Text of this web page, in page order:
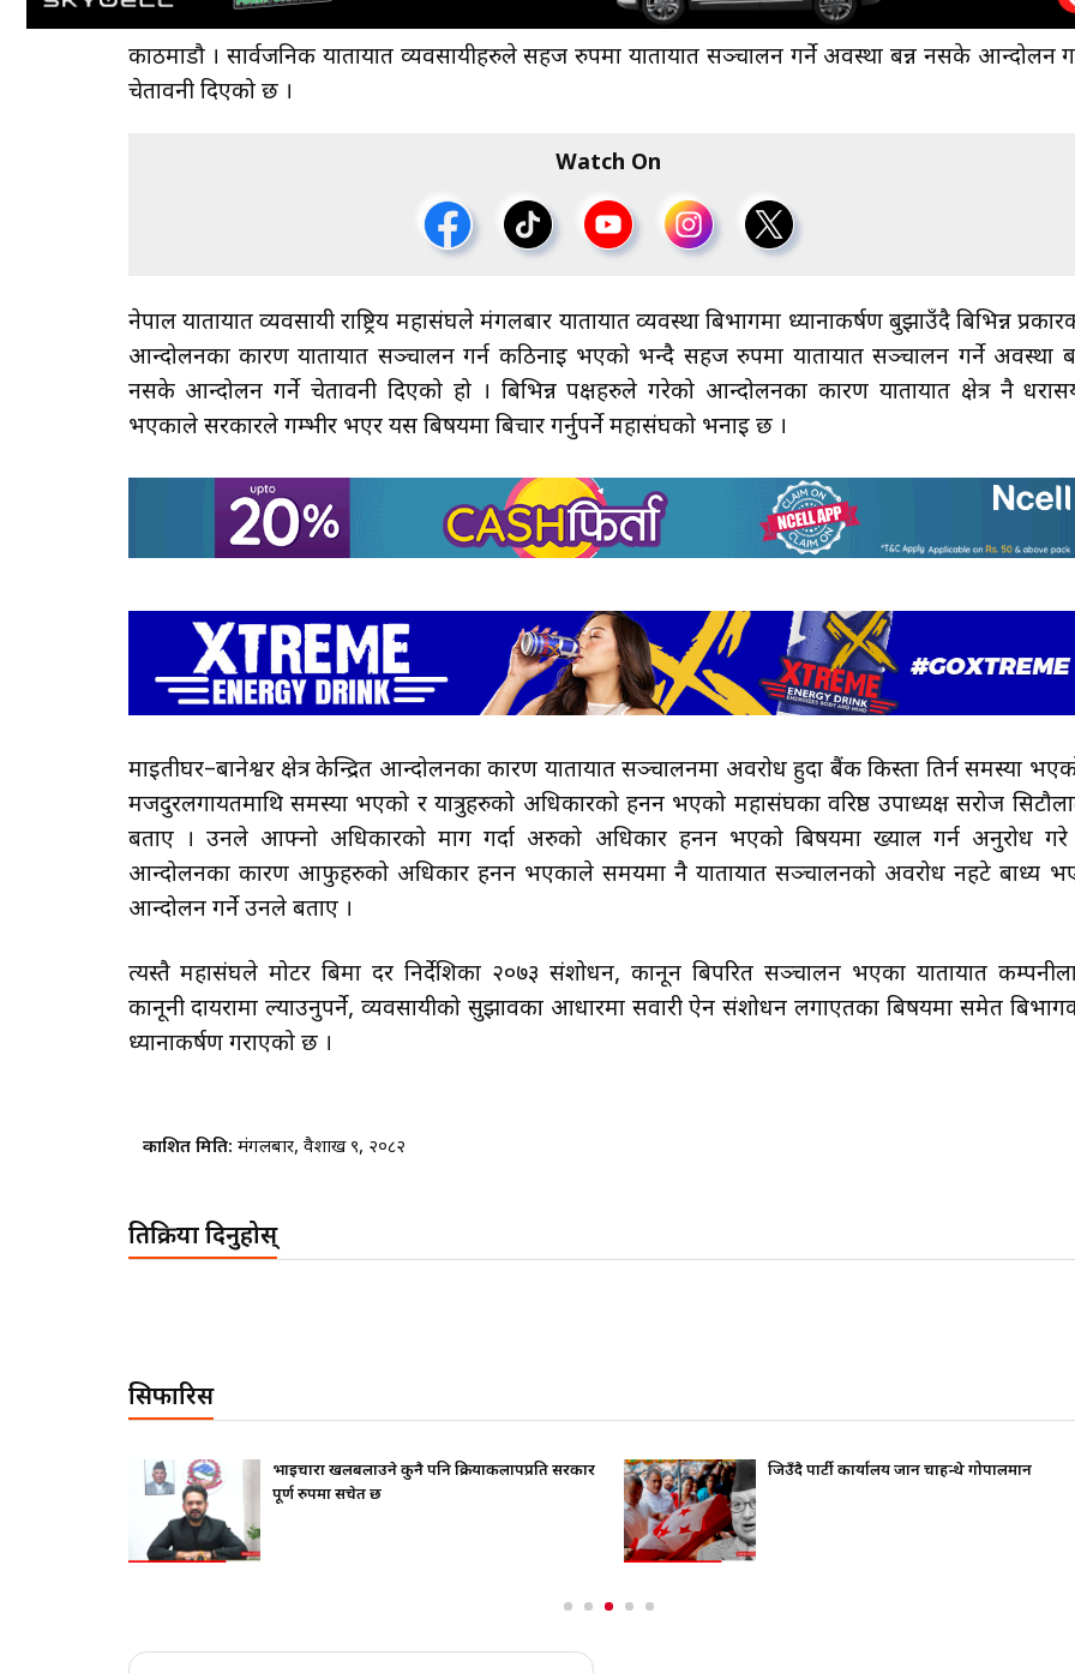
काठमाडौैँ । सार्वजनिक यातायात व्यवसायीहरुले सहज रुपमा यातायात सञ्चालन गर्ने अवस्था बन्न नसके आन्दोलन
चेतावनी दिएको छ ।
Watch On
नेपाल यातायात व्यवसायी राष्ट्रिय महासंघले मंगलबार यातायात व्यवस्था बिभागमा ध्यानाकर्षण बुझाउँदै बिभिन्न
आन्दोलनका कारण यातायात सञ्चालन गर्न कठिनाइ भएको भन्दै सहज रुपमा यातायात सञ्चालन गर्ने अवस्था
नसके आन्दोलन गर्ने चेतावनी दिएको हो । बिभिन्न पक्षहरुले गरेको आन्दोलनका कारण यातायात क्षेत्र नै
भएकाले सरकारले गम्भीर भएर यस बिषयमा बिचार गर्नुपर्ने महासंघको भनाइ छ ।
माइतीघर–बानेश्वर क्षेत्र केन्द्रित आन्दोलनका कारण यातायात सञ्चालनमा अवरोध हुदा बैंक किस्ता तिर्न समस्या
मजदुरलगायतमाथि समस्या भएको र यात्रुहरुको अधिकारको हनन भएको महासंघका वरिष्ठ उपाध्यक्ष सरोज
बताए । उनले आफ्नो अधिकारको माग गर्दा अरुको अधिकार हनन भएको बिषयमा ख्याल गर्न अनुरोध गरे
आन्दोलनका कारण आफुहरुको अधिकार हनन भएकाले समयमा नै यातायात सञ्चालनको अवरोध नहटे बाध्य
आन्दोलन गर्ने उनले बताए ।
त्यस्तै महासंघले मोटर बिमा दर निर्देशिका २०७३ संशोधन, कानून बिपरित सञ्चालन भएका यातायात
कानूनी दायरामा ल्याउनुपर्ने, व्यवसायीको सुझावका आधारमा सवारी ऐन संशोधन लगाएतका बिषयमा समेत
ध्यानाकर्षण गराएको छ ।
प्रकाशित मिति: मंगलबार, वैशाख ९, २०८२
प्रतिक्रिया दिनुहोस्
सिफारिस
भाइचारा खलबलाउने कुनै पनि क्रियाकलापप्रति सरकार
पूर्ण रुपमा सचेत छ
जिउँदै पार्टी कार्यालय जान चाहन्थे गोपालमान